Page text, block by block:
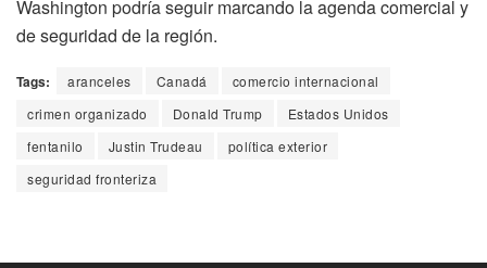
Washington podría seguir marcando la agenda comercial y
de seguridad de la región.
Tags: aranceles Canadá
comercio internacional
crimen organizado
Donald Trump
Estados Unidos
fentanilo
Justin Trudeau
política exterior
seguridad fronteriza